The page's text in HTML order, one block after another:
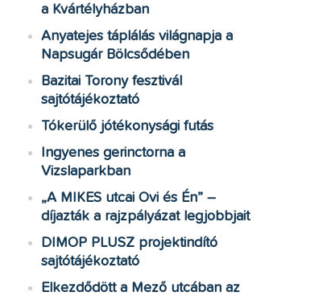
a Kvártélyházban
Anyatejes táplálás világnapja a
Napsugár Bölcsődében
Bazitai Torony fesztivál
sajtótájékoztató
Tókerülő jótékonysági futás
Ingyenes gerinctorna a
Vizslaparkban
„A MIKES utcai Ovi és Én” –
díjazták a rajzpályázat legjobbjait
DIMOP PLUSZ projektindító
sajtótájékoztató
Elkezdődött a Mező utcában az